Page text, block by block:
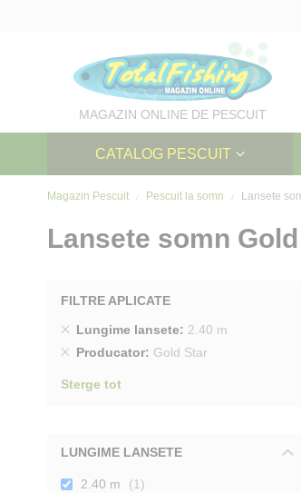
MAGAZIN ONLINE DE PESCUIT
CATALOG PESCUIT
Magazin Pescuit Pescuit la somn Lansete
Lansete somn
FILTRE APLICATE
Lungime lansete
2.40 m
Sterge
produs
Producator Gold Star
Sterge
Sterge tot
LUNGIME LANSETE
2.40 m
1